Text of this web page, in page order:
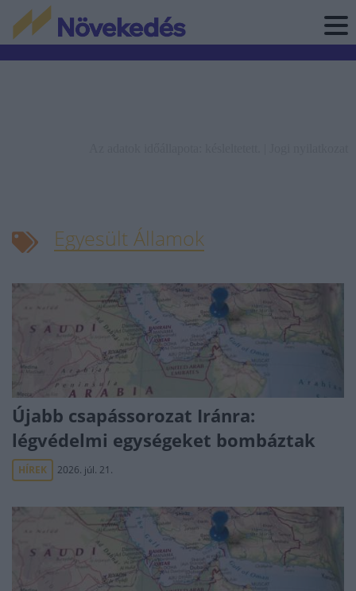
Egyesült Államok
Újabb csapássorozat Iránra:
légvédelmi egységeket bombáztak
HÍREK 2026. júl. 21.